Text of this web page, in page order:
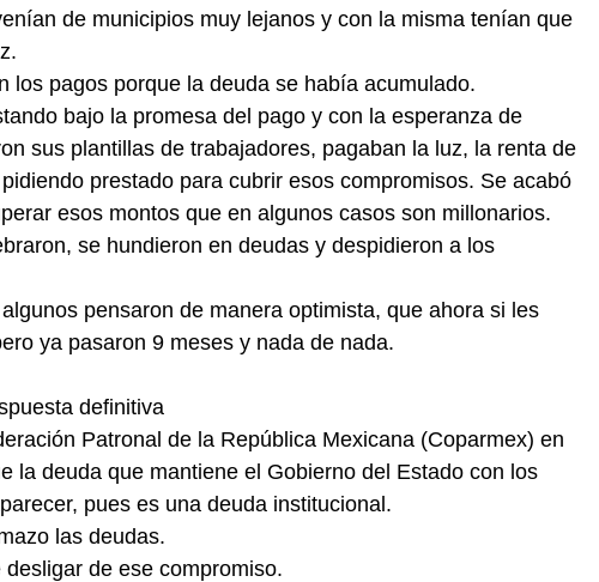
de municipios muy lejanos y con la misma tenían que
los pagos porque la deuda se había acumulado.
bajo la promesa del pago y con la esperanza de
sus plantillas de trabajadores, pagaban la luz, la renta de
prestado para cubrir esos compromisos. Se acabó
esos montos que en algunos casos son millonarios.
se hundieron en deudas y despidieron a los
pensaron de manera optimista, que ahora si les
ya pasaron 9 meses y nada de nada.
definitiva
Patronal de la República Mexicana (Coparmex) en
la deuda que mantiene el Gobierno del Estado con los
pues es una deuda institucional.
las deudas.
de ese compromiso.